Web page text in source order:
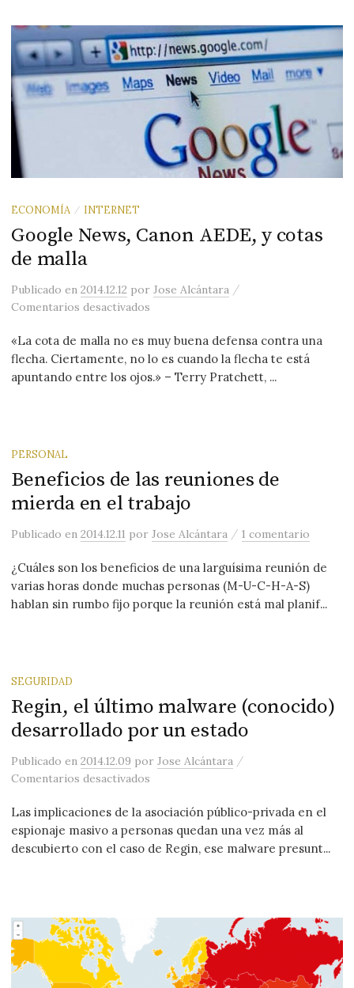
ECONOMÍA / INTERNET
Google News, Canon AEDE, y cotas
de malla
Publicadoen2014.12.12 porJose Alcántara /
Comentarios desactivados
«La cota de malla no es muy buena defensa contra una
flecha. Ciertamente, no lo es cuando la flecha te está
apuntando entre los ojos.» – Terry Pratchett, ...
PERSONAL
Beneficios de las reuniones de
mierda en el trabajo
Publicadoen2014.12.11 porJose Alcántara /1 comentario
¿Cuáles son los beneficios de una larguísima reunión de
varias horas donde muchas personas (M-U-C-H-A-S)
hablan sin rumbo fijo porque la reunión está mal planif...
SEGURIDAD
Regin, el último malware (conocido)
desarrollado por un estado
Publicadoen2014.12.09 porJose Alcántara /
Comentarios desactivados
Las implicaciones de la asociación público-privada en el
espionaje masivo a personas quedan una vez más al
descubierto con el caso de Regin, ese malware presunt...